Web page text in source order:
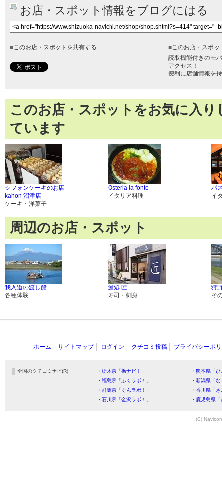
お店・スポット情報をブログにはる
■このお店・スポットを共有する ■このお店・スポッ
読取機能付きのモ
アクセス！
便利に店舗情報を
このお店・スポットをお気に入
ています
シフォンケーキのお店
kahon 沼津店
ケーキ・洋菓子
Osteria la fonte
イタリア料理
パ
イ
周辺のお店・スポット
我入道の渡し船
各種体験
鮨処 匠
寿司・刺身
狩
そ
ホーム サイトマップ ログイン クチコミ投稿 プライバシーポ
全国のクチコミナビ(R) ・栃木県「栃ナビ！」
・熊本県「
・福島県「ふくラボ！」
・新潟県「
・群馬県「ぐんラボ！」
・香川県「
・石川県「金沢ラボ！」
・鹿児島県
(C)